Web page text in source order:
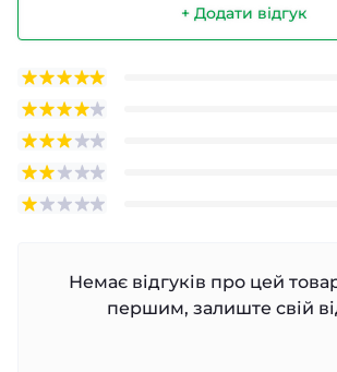
+ Додати відгук
Немає відгуків про цей
першим, залиште свій